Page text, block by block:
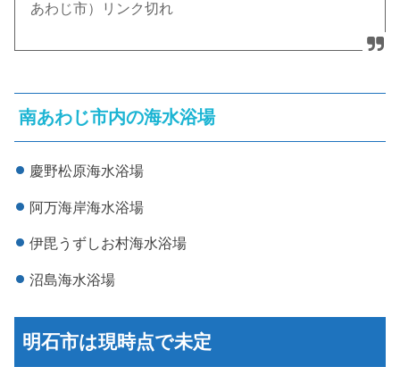
あわじ市）リンク切れ
南あわじ市内の海水浴場
慶野松原海水浴場
阿万海岸海水浴場
伊毘うずしお村海水浴場
沼島海水浴場
明石市は現時点で未定